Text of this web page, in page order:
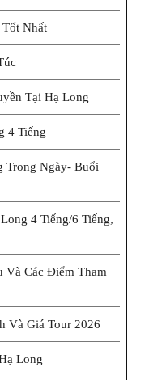
Nhất
Tại Hạ Long
4 Tiếng
Trong Ngày- Buổi
4 Tiếng/6 Tiếng,
Và Các Điểm Tham
Và Giá Tour 2026
Long